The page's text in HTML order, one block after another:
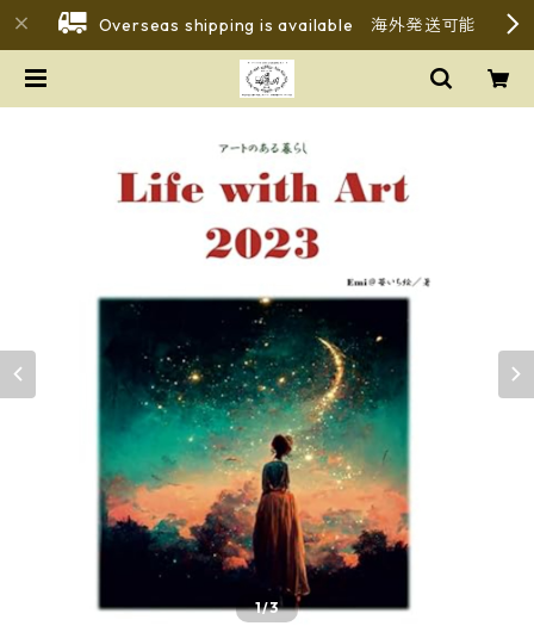
Overseas shipping is available 海外発送可能
1/3